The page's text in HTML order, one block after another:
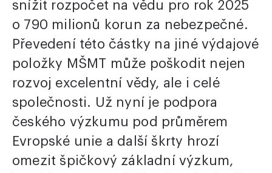
snížit rozpočet na vědu pro rok 2025
o 790 milionů korun za nebezpečné.
Převedení této částky na jiné výdajové
položky MŠMT může poškodit nejen
rozvoj excelentní vědy, ale i celé
společnosti. Už nyní je podpora
českého výzkumu pod průměrem
Evropské unie a další škrty hrozí
omezit špičkový základní výzkum,